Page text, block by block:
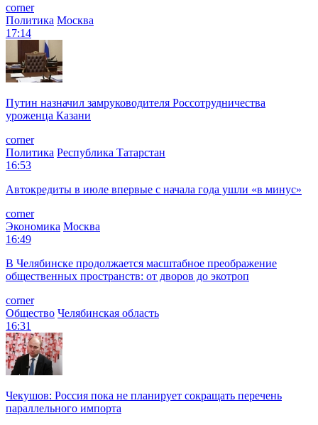
corner
Политика Москва
17:14
Путин назначил замруководителя Россотрудничества
уроженца Казани
corner
Политика Республика Татарстан
16:53
Автокредиты в июле впервые с начала года ушли «в минус»
corner
Экономика Москва
16:49
В Челябинске продолжается масштабное преображение
общественных пространств: от дворов до экотроп
corner
Общество Челябинская область
16:31
Чекушов: Россия пока не планирует сокращать перечень
параллельного импорта